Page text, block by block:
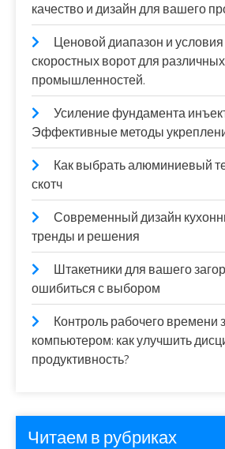
качество и дизайн для вашего
Ценовой диапазон и
скоростных ворот для различных
промышленностей.
Усиление фундамента
Эффективные методы
Как выбрать алюминиевый
скотч
Современный дизайн
тренды и решения
Штакетники для вашего
ошибиться с выбором
Контроль рабочего времени
компьютером: как улучшить
продуктивность?
Читаем в рубриках